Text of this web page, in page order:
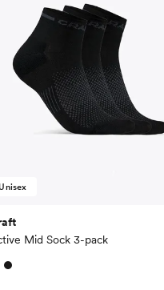
Mid Sock 3-pack